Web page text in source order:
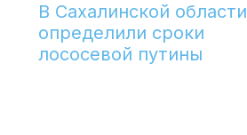
В Сахалинской области
определили сроки
лососевой путины